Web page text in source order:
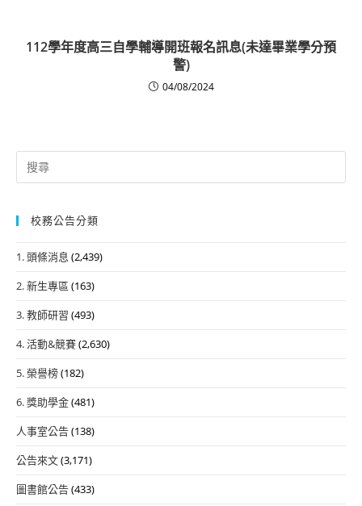
112學年度高三自學輔導開班報名訊息(未達畢業學分預
警)
04/08/2024
Search
for:
校務公告分類
1. 頭條消息 (2,439)
2. 新生專區 (163)
3. 教師研習 (493)
4. 活動&競賽(2,630)
5. 榮譽榜(182)
6. 獎助學金(481)
人事室公告(138)
公告來文(3,171)
圖書館公告(433)